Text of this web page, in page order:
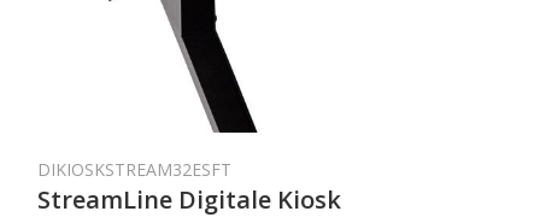
DIKIOSKSTREAM32ESFT
StreamLine Digitale Kiosk